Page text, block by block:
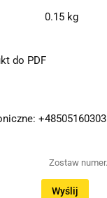
0.15 kg
do PDF
+48505160303
Wyślij